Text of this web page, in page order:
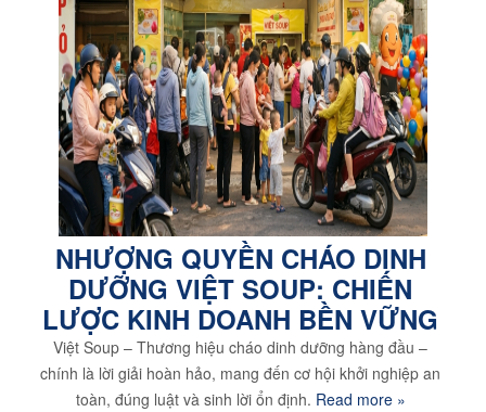
NHƯỢNG QUYỀN CHÁO DINH
DƯỠNG VIỆT SOUP: CHIẾN
LƯỢC KINH DOANH BỀN VỮNG
Việt Soup – Thương hiệu cháo dinh dưỡng hàng đầu –
chính là lời giải hoàn hảo, mang đến cơ hội khởi nghiệp an
toàn, đúng luật và sinh lời ổn định. Read more »